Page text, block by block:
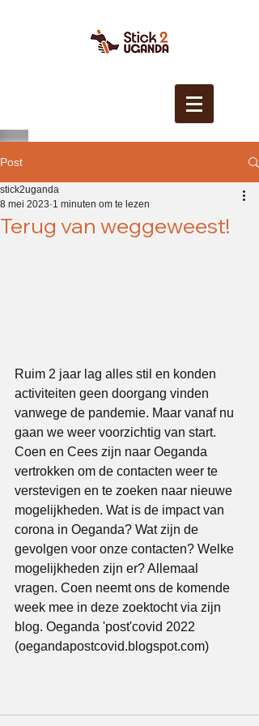
Post
Terug van weggeweest!
stick2uganda
8 mei 2023 1 minuten om te lezen
Ruim 2 jaar lag alles stil en konden
activiteiten geen doorgang vinden
vanwege de pandemie. Maar vanaf nu
gaan we weer voorzichtig van start.
Coen en Cees zijn naar Oeganda
vertrokken om de contacten weer te
verstevigen en te zoeken naar nieuwe
mogelijkheden. Wat is de impact van
corona in Oeganda? Wat zijn de
gevolgen voor onze contacten? Welke
mogelijkheden zijn er? Allemaal
vragen. Coen neemt ons de komende
week mee in deze zoektocht via zijn
blog. Oeganda 'post'covid 2022
(oegandapostcovid.blogspot.com)